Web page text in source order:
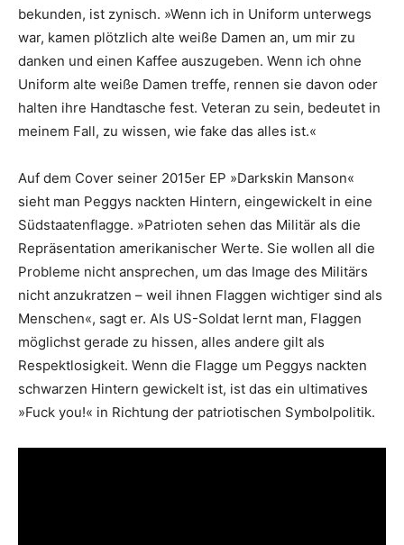
bekunden, ist zynisch. »Wenn ich in Uniform unterwegs
war, kamen plötzlich alte weiße Damen an, um mir zu
danken und einen Kaffee auszugeben. Wenn ich ohne
Uniform alte weiße Damen treffe, rennen sie davon oder
halten ihre Handtasche fest. Veteran zu sein, bedeutet in
meinem Fall, zu wissen, wie fake das alles ist.«
Auf dem Cover seiner 2015er EP »Darkskin Manson«
sieht man Peggys nackten Hintern, eingewickelt in eine
Südstaatenflagge. »Patrioten sehen das Militär als die
Repräsentation amerikanischer Werte. Sie wollen all die
Probleme nicht ansprechen, um das Image des Militärs
nicht anzukratzen – weil ihnen Flaggen wichtiger sind als
Menschen«, sagt er. Als US-Soldat lernt man, Flaggen
möglichst gerade zu hissen, alles andere gilt als
Respektlosigkeit. Wenn die Flagge um Peggys nackten
schwarzen Hintern gewickelt ist, ist das ein ultimatives
»Fuck you!« in Richtung der patriotischen Symbolpolitik.